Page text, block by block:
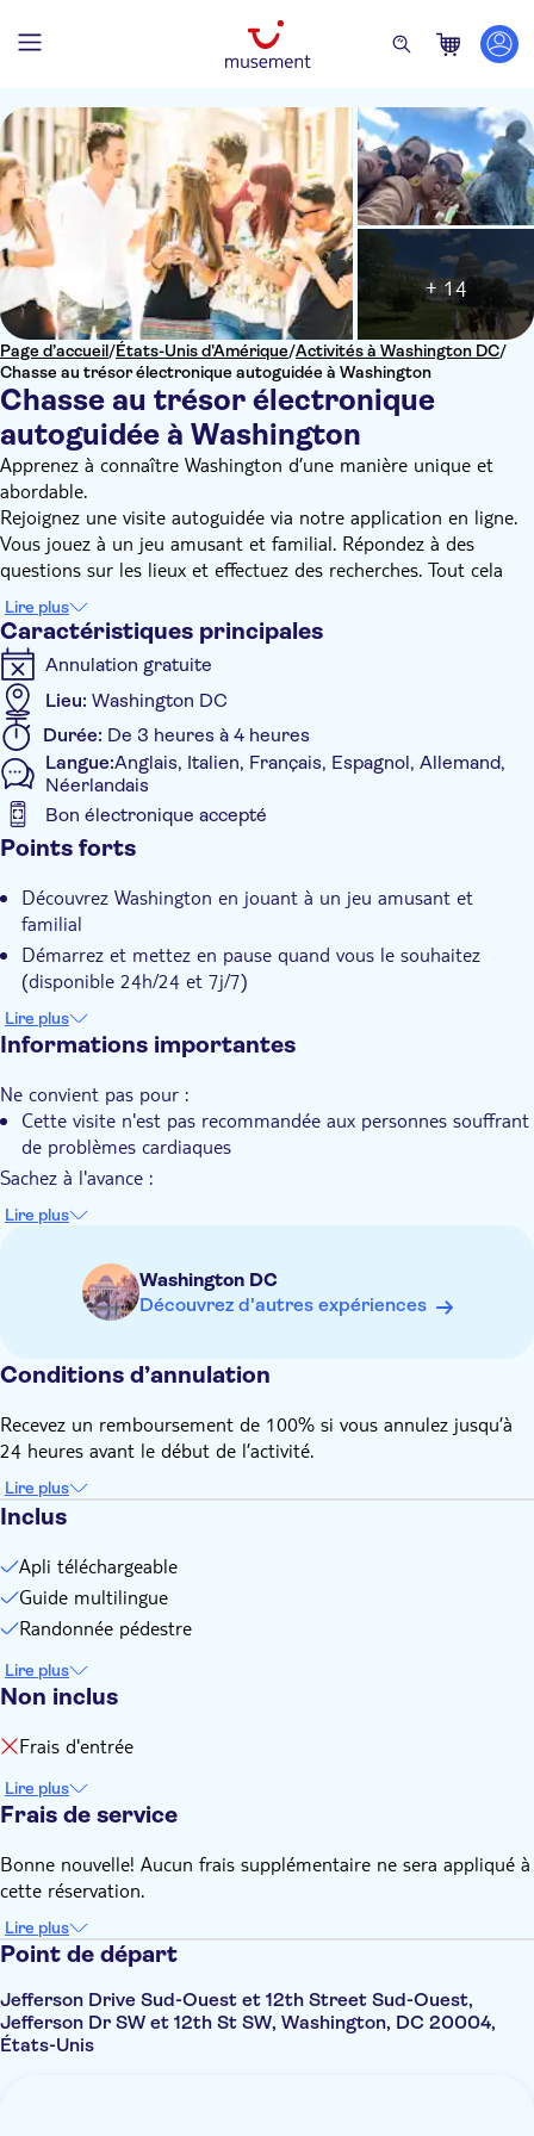
Page d’accueil/États-Unis d'Amérique/Activités à Washington DC/
Chasse au trésor électronique autoguidée à Washington
Chasse au trésor électronique
autoguidée à Washington
+ 14
Apprenez à connaître Washington d’une manière unique et
abordable.
Rejoignez une visite autoguidée via notre application en ligne.
Vous jouez à un jeu amusant et familial. Répondez à des
questions sur les lieux et effectuez des recherches. Tout cela
sur votre smartphone.
Connectez-vous à une application de jeu gratuite et profitez de
la ville. Prenez votre temps, car c'est vous qui décidez quand
commencer, arrêter ou faire une pause. Utilisez le GPS pour
trouver les plus belles places, rues et monuments. Obtenez les
faits les plus intéressants sur la ville. Découvrez Washington
avec une chasse au trésor électronique unique. Les instructions
pour commencer la visite seront données après la réservation.
Vous pouvez faire cette visite à tout moment.
Ce jeu de ville est également une activité parfaite pour les
grands groupes.
Lire plus
Caractéristiques principales
Annulation gratuite
Lieu: Washington DC
Durée: De 3 heures à 4 heures
Langue:Anglais, Italien, Français, Espagnol, Allemand,
Néerlandais
Bon électronique accepté
Caractéristiques supplémentaires
Visite guidée
Excursion privée
Bon numérique
Points forts
Découvrez Washington en jouant à un jeu amusant et
familial
Démarrez et mettez en pause quand vous le souhaitez
(disponible 24h/24 et 7j/7)
Prenez votre temps, il n'y a pas de limite de temps pour
jouer au jeu
familles
Lire plus
Informations importantes
Ne convient pas pour :
Cette visite n'est pas recommandée aux personnes souffrant
de problèmes cardiaques
Sachez à l'avance :
Prix par groupe pour 1 à 6 personnes
Veuillez noter qu'il s'agit d'une visite autoguidée. Personne
ne vous accueillera au point de départ
Les billets pour accéder aux attractions ne sont pas inclus
moment 24h/24 et 7j/7
roulants
Vous aurez besoin d'une connexion Internet (données) pour
jouer à ce jeu de ville
Important. Vous devez créer vous-même un identifiant pour
ce jeu. Vous trouverez les instructions après la réservation
Lire plus
Washington DC
Découvrez d'autres expériences
Conditions d’annulation
Recevez un remboursement de 100% si vous annulez jusqu’à
24 heures avant le début de l’activité.
Lire plus
Inclus
Apli téléchargeable
Guide multilingue
Randonnée pédestre
Lire plus
Non inclus
Frais d'entrée
Lire plus
Frais de service
Bonne nouvelle! Aucun frais supplémentaire ne sera appliqué à
cette réservation.
Lire plus
Point de départ
Jefferson Drive Sud-Ouest et 12th Street Sud-Ouest,
Jefferson Dr SW et 12th St SW, Washington, DC 20004,
États-Unis